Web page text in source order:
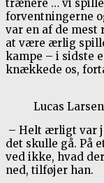
trænere … vi
forventningerne
var en af de mest
at være ærlig
kampe – i sidste
knækkede os,
Lucas
– Helt ærligt var
det skulle gå. På
ved ikke, hvad
ned, tilføjer han.